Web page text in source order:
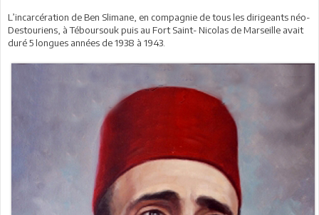
L’incarcération de Ben Slimane, en compagnie de tous les dirigeants néo-
Destouriens, à Téboursouk puis au Fort Saint- Nicolas de Marseille avait
duré 5 longues années de 1938 à 1943.